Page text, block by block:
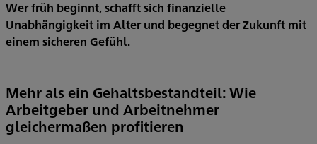
Wer früh beginnt, schafft sich finanzielle
Unabhängigkeit im Alter und begegnet der Zukunft mit
einem sicheren Gefühl.
Mehr als ein Gehaltsbestandteil: Wie
Arbeitgeber und Arbeitnehmer
gleichermaßen profitieren